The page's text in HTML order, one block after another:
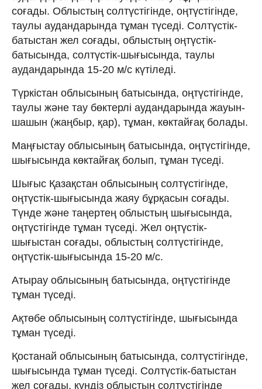
соғады. Облыстың солтүстігінде, оңтүстігінде,
таулы аудандарында тұман түседі. Солтүстік-
батыстан жел соғады, облыстың оңтүстік-
батысында, солтүстік-шығысында, таулы
аудандарында 15-20 м/с күтіледі.
Түркістан облысының батысында, оңтүстігінде,
таулы және тау бөктерлі аудандарында жауын-
шашын (жаңбыр, қар), тұман, көктайғақ болады.
Маңғыстау облысының батысында, оңтүстігінде,
шығысында көктайғақ болып, тұман түседі.
Шығыс Қазақстан облысының солтүстігінде,
оңтүстік-шығысында жаяу бұрқасын соғады.
Түнде және таңертең облыстың шығысында,
оңтүстігінде тұман түседі. Жел оңтүстік-
шығыстан соғады, облыстың солтүстігінде,
оңтүстік-шығысында 15-20 м/с.
Атырау облысының батысында, оңтүстігінде
тұман түседі.
Ақтөбе облысының солтүстігінде, шығысында
тұман түседі.
Қостанай облысының батысында, солтүстігінде,
шығысында тұман түседі. Солтүстік-батыстан
жел соғады, күндіз облыстың солтүстігінде